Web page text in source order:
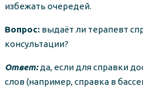
избежать очередей.
Вопрос: выдаёт ли терапевт
консультации?
Ответ:да, если для справки
слов (например, справка в